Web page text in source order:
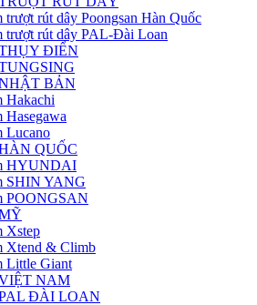
trượt rút dây Poongsan Hàn Quốc
trượt rút dây PAL-Đài Loan
ĐIỂN
BẢN
Hakachi
Hasegawa
Lucano
QUỐC
HYUNDAI
SHIN YANG
POONGSAN
Xstep
Xtend & Climb
Little Giant
NAM
ĐÀI LOAN